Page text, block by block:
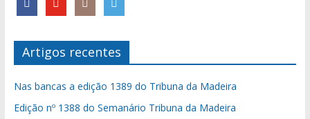
Artigos recentes
Nas bancas a edição 1389 do Tribuna da Madeira
Edição nº 1388 do Semanário Tribuna da Madeira